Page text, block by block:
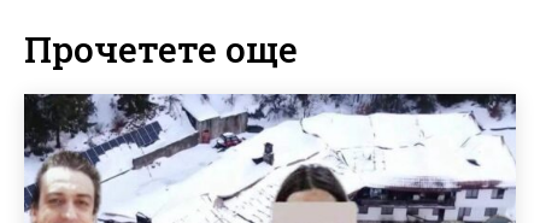
Прочетете още